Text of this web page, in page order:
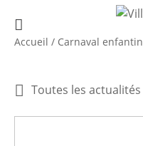
Accueil / Carnaval enfantin
Toutes les actualités